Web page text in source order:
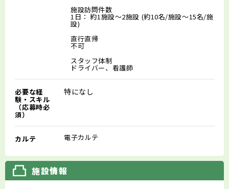
施設訪問件数
1日： 約1施設～2施設 (約10名/施設～15名/施
設)
直行直帰
不可
スタッフ体制
ドライバー、看護師
必要な経
験・スキル
（応募時必
須）
特になし
カルテ 電子カルテ
施設情報